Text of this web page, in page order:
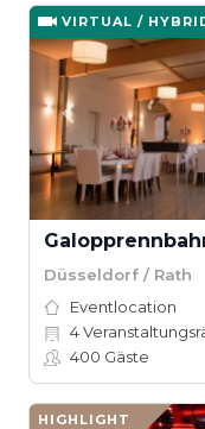
VIRTUAL /
Düsseldorf / Rath
Eventlocation
4
400 Gäste
HIGHLIGHT